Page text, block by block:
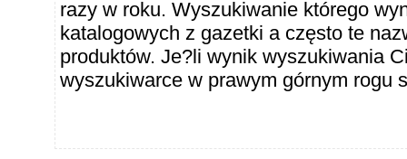
razy w roku. Wyszukiwanie którego
katalogowych z gazetki a często te
produktów. Je?li wynik wyszukiwania
wyszukiwarce w prawym górnym rogu